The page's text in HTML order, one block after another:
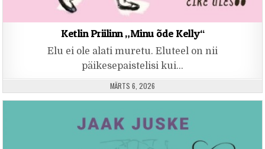
Ketlin Priilinn „Minu õde Kelly“
Elu ei ole alati muretu. Eluteel on nii
päikesepaistelisi kui…
PUBLISHED DATE:
MÄRTS 6, 2026